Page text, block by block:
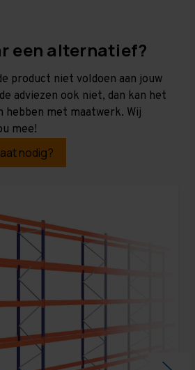
een alternatief?
product niet voldoen aan jouw
adviezen ook niet, dan kan het
hebben met maatwerk. Wij
mee!
nodig?